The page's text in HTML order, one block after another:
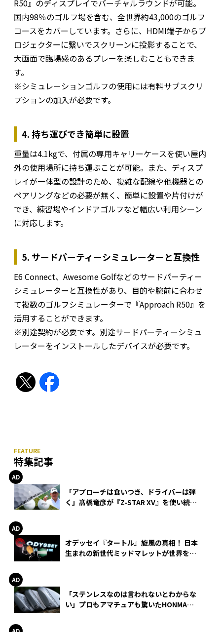
R50』のディスプレイでバーチャルラウンドが可能。
国内98％のゴルフ場を含む、全世界約43,000のゴルフ
コースをカバーしています。さらに、HDMI端子からプ
ロジェクターに繋いでスクリーンに投影することで、
大画面で臨場感のあるプレーを楽しむこともできま
す。
※シミュレーションゴルフの使用には有料サブスクリ
プションの加入が必要です。
4. 持ち運びでき簡単に設置
重量は4.1kgで、付属の専用キャリーケースを使い屋内
外の使用場所に持ち運ぶことが可能。また、ディスプ
レイが一体型の設計のため、複雑な配線や他機器との
ペアリングなどの必要が無く、簡単に設置や片付けが
でき、練習場やインドアゴルフなど幅広い利用シーン
に対応します。
5. サードパーティーシミュレーターと互換性
E6 Connect、Awesome Golfなどのサードパーティー
シミュレーターと互換性があり、目的や腕前に合わせ
て複数のゴルフシミュレーターで『Approach R50』を
活用することができます。
※別途契約が必要です。別途サードパーティーシミュ
レーターをインストールしたデバイスが必要です。
特集記事
「アプローチは食いつき、ドライバーは弾
く」髙橋竜彦が『Z-STAR XV』を使い続け
オデッセイ『タートル』旋風の真相！ 日本
生まれの新世代ミッドマレットが世界を席
「ステンレスなのは言われないとわからな
い」プロもアマチュアも驚いたHONMA